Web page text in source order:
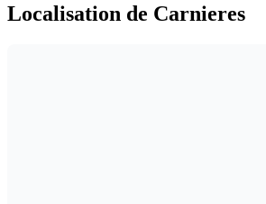
Localisation de Carnieres